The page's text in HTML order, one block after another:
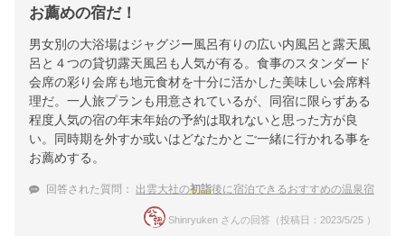
お薦めの宿だ！
男女別の大浴場はジャグジー風呂有りの広い内風呂と露天風
呂と４つの貸切露天風呂も人気が有る。食事のスタンダード
会席の彩り会席も地元食材を十分に活かした美味しい会席料
理だ。一人旅プランも用意されているが、同宿に限らずある
程度人気の宿の年末年始の予約は取れないと思った方が良
い。同時期を外すか或いはどなたかとご一緒に行かれる事を
お薦めする。
回答された質問： 出雲大社の初詣後に宿泊できるおすすめの温泉宿
Shinryuken さんの回答（投稿日：2023/5/25 ）